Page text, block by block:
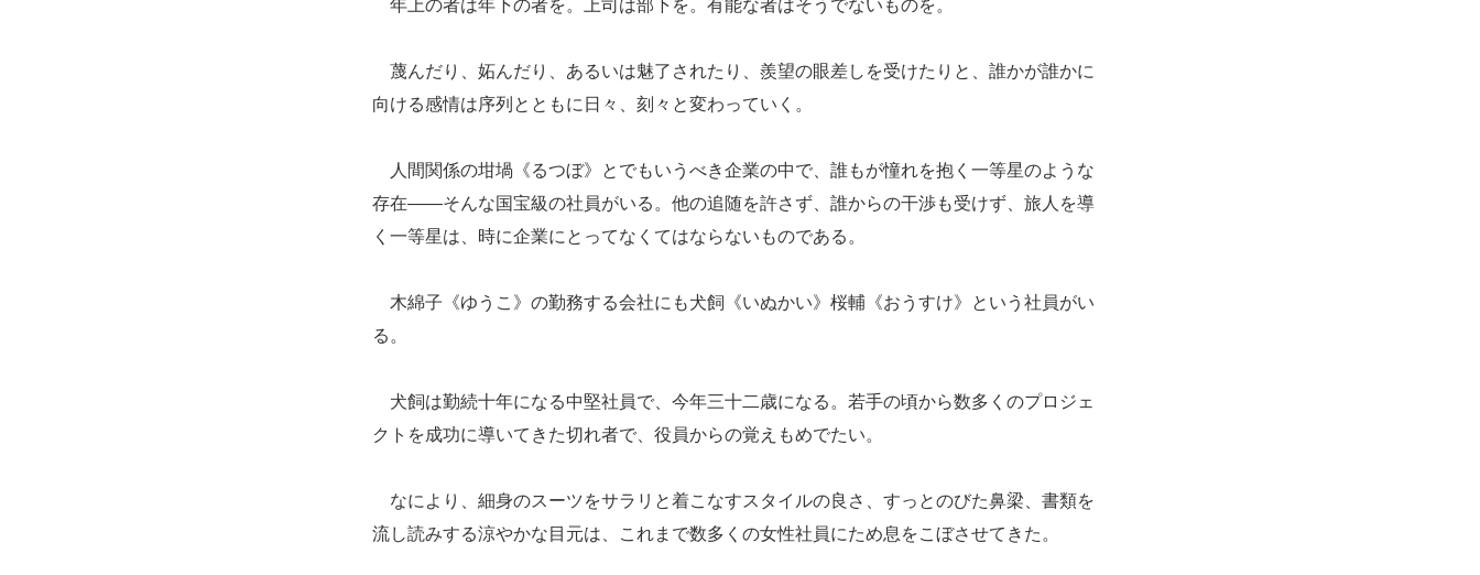
年上の者は年下の者を。上司は部下を。有能な者はそうでないものを。
蔑んだり、妬んだり、あるいは魅了されたり、羨望の眼差しを受けたりと、誰かが誰かに
向ける感情は序列とともに日々、刻々と変わっていく。
人間関係の坩堝《るつぼ》とでもいうべき企業の中で、誰もが憧れを抱く一等星のような
存在――そんな国宝級の社員がいる。他の追随を許さず、誰からの干渉も受けず、旅人を導
く一等星は、時に企業にとってなくてはならないものである。
木綿子《ゆうこ》の勤務する会社にも犬飼《いぬかい》桜輔《おうすけ》という社員がい
る。
犬飼は勤続十年になる中堅社員で、今年三十二歳になる。若手の頃から数多くのプロジェ
クトを成功に導いてきた切れ者で、役員からの覚えもめでたい。
なにより、細身のスーツをサラリと着こなすスタイルの良さ、すっとのびた鼻梁、書類を
流し読みする涼やかな目元は、これまで数多くの女性社員にため息をこぼさせてきた。